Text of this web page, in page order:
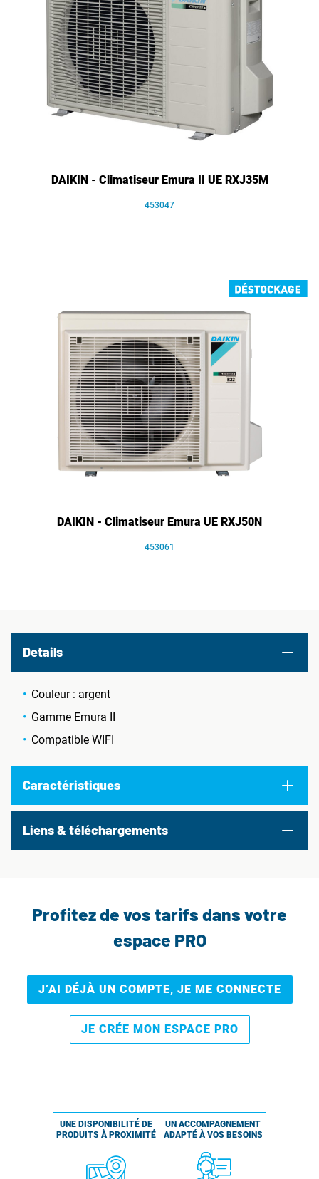
DAIKIN - Climatiseur Emura II UE RXJ35M
453047
DAIKIN - Climatiseur Emura UE RXJ50N
453061
Details
Couleur : argent
Gamme Emura II
Compatible WIFI
Caractéristiques
Liens & téléchargements
Profitez de vos tarifs dans votre
espace PRO
J’AI DÉJÀ UN COMPTE, JE ME CONNECTE
JE CRÉE MON ESPACE PRO
UNE DISPONIBILITÉ DE
PRODUITS À PROXIMITÉ
UN ACCOMPAGNEMENT
ADAPTÉ À VOS BESOINS